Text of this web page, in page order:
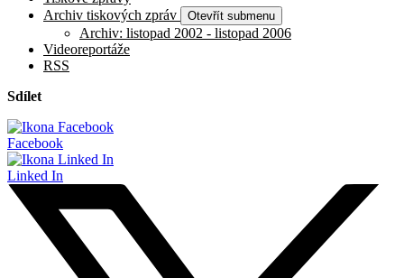
Archiv tiskových zpráv
Otevřít submenu
Archiv: listopad 2002 - listopad 2006
Videoreportáže
RSS
Sdílet
Facebook
Linked In